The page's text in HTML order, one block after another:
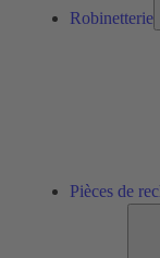
Robinetterie
Pièces de